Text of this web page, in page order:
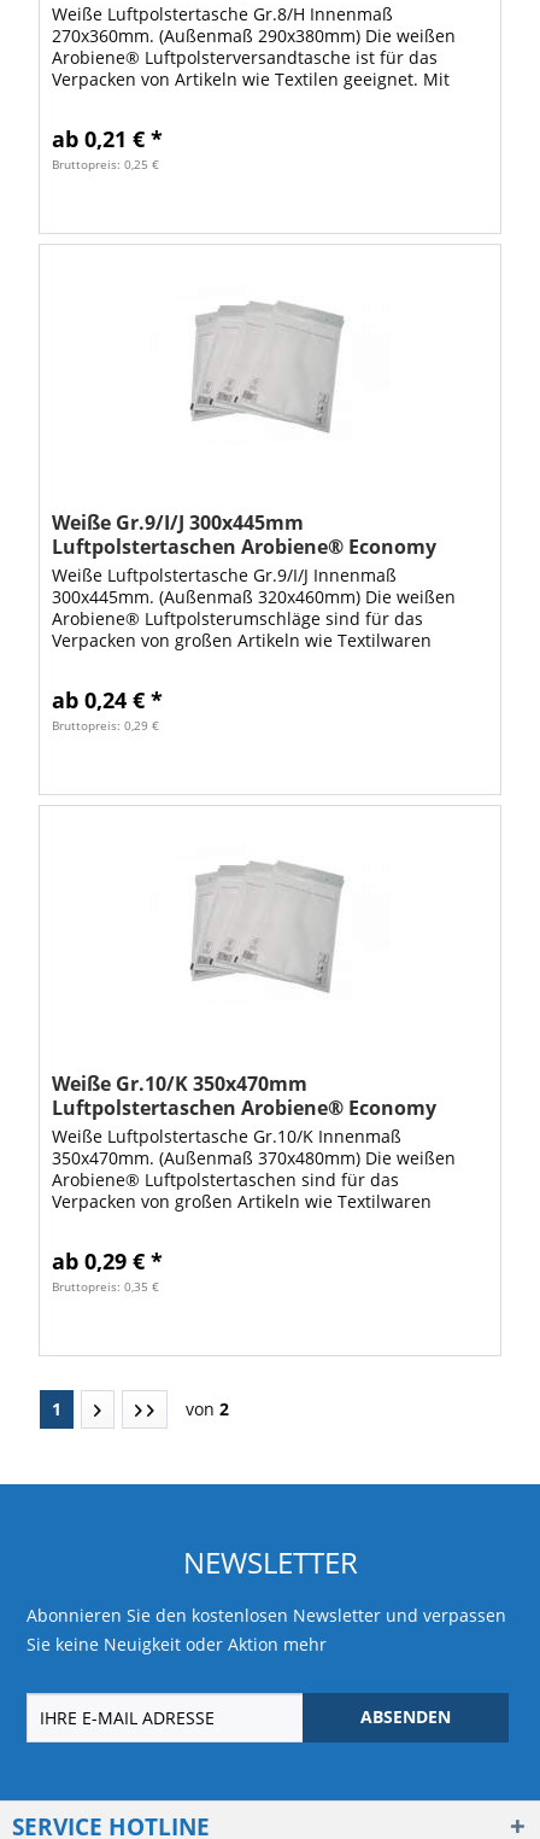
Weiße Luftpolstertasche Gr.8/H Innenmaß
270x360mm. (Außenmaß 290x380mm) Die weißen
Arobiene® Luftpolsterversandtasche ist für das
Verpacken von Artikeln wie Textilen geeignet. Mit
ab 0,21 € *
Bruttopreis: 0,25 €
Weiße Gr.9/I/J 300x445mm
Luftpolstertaschen Arobiene® Economy
Weiße Luftpolstertasche Gr.9/I/J Innenmaß
300x445mm. (Außenmaß 320x460mm) Die weißen
Arobiene® Luftpolsterumschläge sind für das
Verpacken von großen Artikeln wie Textilwaren
ab 0,24 € *
Bruttopreis: 0,29 €
Weiße Gr.10/K 350x470mm
Luftpolstertaschen Arobiene® Economy
Weiße Luftpolstertasche Gr.10/K Innenmaß
350x470mm. (Außenmaß 370x480mm) Die weißen
Arobiene® Luftpolstertaschen sind für das
Verpacken von großen Artikeln wie Textilwaren
ab 0,29 € *
Bruttopreis: 0,35 €
1 von 2
NEWSLETTER
Abonnieren Sie den kostenlosen Newsletter und verpassen
Sie keine Neuigkeit oder Aktion mehr
ABSENDEN
SERVICE HOTLINE